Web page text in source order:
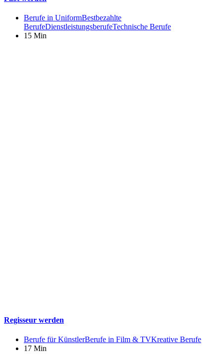
Berufe in UniformBestbezahlte
BerufeDienstleistungsberufeTechnische Berufe
15 Min
Regisseur werden
Berufe für KünstlerBerufe in Film & TVKreative Berufe
17 Min